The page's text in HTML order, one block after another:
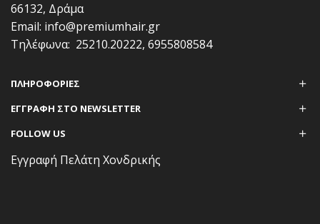
66132, Δράμα
Email: info@premiumhair.gr
Τηλέφωνα: 25210.20222, 6955808584
ΠΛΗΡΟΦΟΡΊΕΣ
ΕΓΓΡΑΦΗ ΣΤΟ NEWSLETTER
FOLLOW US
Εγγραφή Πελάτη Χονδρικής